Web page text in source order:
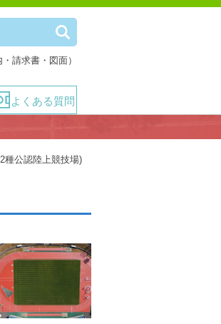
請求書・図面）
よくある質問
種公認陸上競技場)